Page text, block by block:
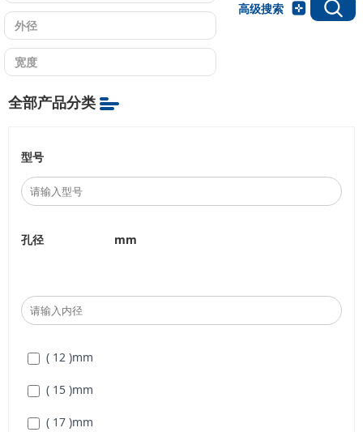
高级搜索
全部产品分类
型号
孔径 mm
( 12 )mm
( 15 )mm
( 17 )mm